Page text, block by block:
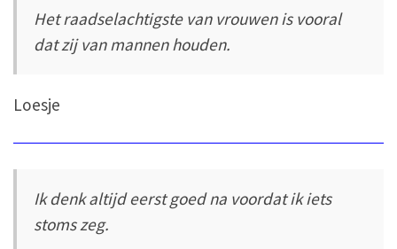
Het raadselachtigste van vrouwen is vooral
dat zij van mannen houden.
Loesje
Ik denk altijd eerst goed na voordat ik iets
stoms zeg.